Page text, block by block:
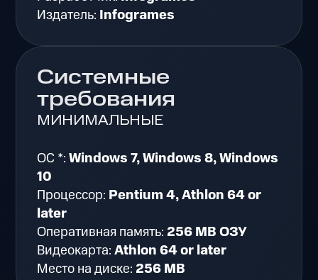
Издатель: Infogrames
Системные
требования
МИНИМАЛЬНЫЕ
ОС *:Windows 7, Windows 8, Windows
10
Процессор: Pentium 4, Athlon 64 or
later
Оперативная память: 256 MB ОЗУ
Видеокарта:Athlon 64 or later
Место на диске: 256 MB